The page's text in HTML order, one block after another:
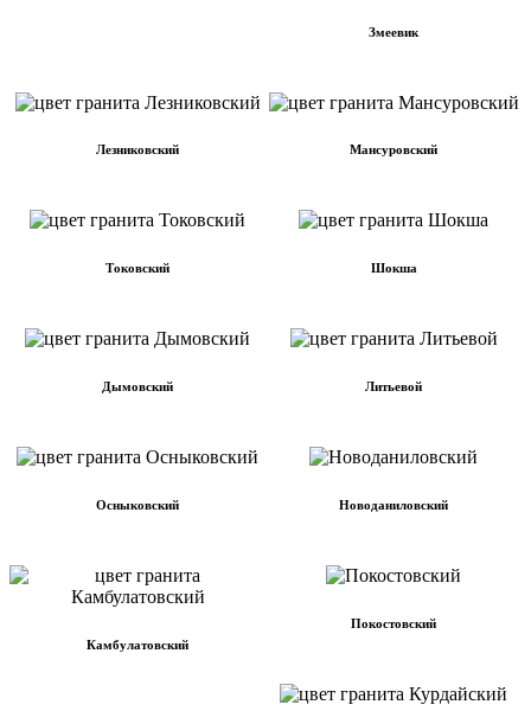
Змеевик
Лезниковский Мансуровский
Токовский Шокша
Дымовский Литьевой
Осныковский Новоданиловский
Камбулатовский
Покостовский